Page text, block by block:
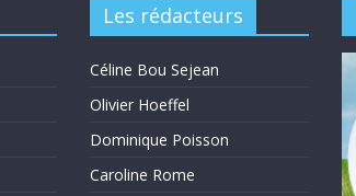
Les rédacteurs
Céline Bou Sejean
Olivier Hoeffel
Dominique Poisson
Caroline Rome